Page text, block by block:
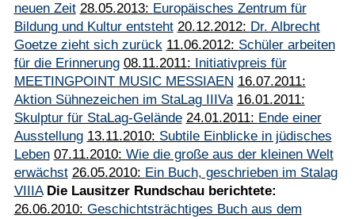
neuen Zeit 28.05.2013: Europäisches Zentrum für
Bildung und Kultur entsteht 20.12.2012: Dr. Albrecht
Goetze zieht sich zurück 11.06.2012: Schüler arbeiten
für die Erinnerung 08.11.2011: Initiativpreis für
MEETINGPOINT MUSIC MESSIAEN 16.07.2011:
Aktion Sühnezeichen im StaLag IIIVa 16.01.2011:
Skulptur für StaLag-Gelände 24.01.2011: Ende einer
Ausstellung 13.11.2010: Subtile Einblicke in jüdisches
Leben 07.11.2010: Wie die große aus der kleinen Welt
erwächst 26.05.2010: Ein Buch, geschrieben im Stalag
VIIIA Die Lausitzer Rundschau berichtete:
26.06.2010: Geschichtsträchtiges Buch aus dem